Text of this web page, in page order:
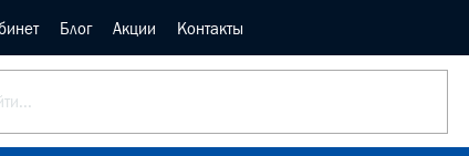
Блог Акции Контакты